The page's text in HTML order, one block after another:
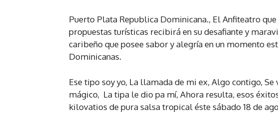
Puerto Plata Republica Dominicana., El Anfiteatro
propuestas turísticas recibirá en su desafiante y
caribeño que posee sabor y alegría en un momento
Dominicanas.
Ese tipo soy yo, La llamada de mi ex, Algo contigo,
mágico, La tipa le dio pa mí, Ahora resulta, esos
kilovatios de pura salsa tropical éste sábado 18 de